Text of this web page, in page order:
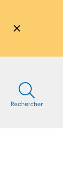
Rechercher